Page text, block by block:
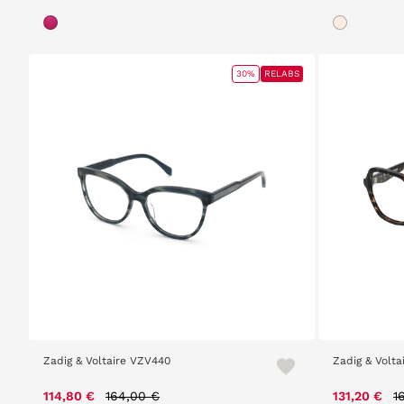
Zadig & Voltaire VZV440
114,80 € Price reduced from
164,00 €
30% RELABS
Zadig &
131,20 €